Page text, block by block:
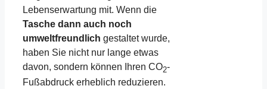
Lebenserwartung mit. Wenn die
Tasche dann auch noch
umweltfreundlich gestaltet wurde,
haben Sie nicht nur lange etwas
davon, sondern können Ihren CO2-
Fußabdruck erheblich reduzieren.